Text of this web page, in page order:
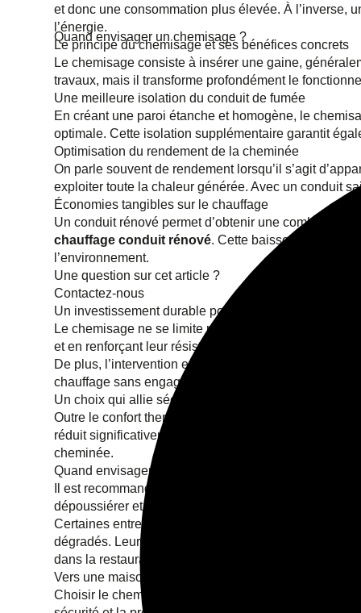
Quand envisager un chemisage ?
et donc une consommation plus élevée. À l’inverse,
l’énergie.
Le principe du chemisage et ses bénéfices concrets
Le chemisage consiste à insérer une gaine,
travaux, mais il transforme profondément le
Une meilleure isolation du conduit de fumée
En créant une paroi étanche et homogène, le
optimale. Cette isolation supplémentaire garantit
Optimisation du rendement de la cheminée
On parle souvent de rendement lorsqu’il s’agit
exploiter toute la chaleur générée. Avec un conduit
Économies tangibles sur le chauffage
Un conduit rénové permet d’obtenir une combustion
chauffage conduit rénové. Cette baisse de
l’environnement.
Une question sur cet article ?
Contactez-nous
Un investissement durable pour sa maison
Le chemisage ne se limite pas uniquement à une
et en renforçant leur résistance, cette technique offre
De plus, l’intervention est rapide et ne nécessite
chauffage sans engager de gros travaux lourds et
Un choix qui allie sécurité et confort
Outre le confort thermique et les économies, le
réduit significativement les risques d’incendie. En
cheminée.
Quand envisager un chemisage ?
Il est recommandé de recourir au chemisage
dépoussiérer et de sécuriser l’installation, mais seul
Certaines entreprises spécialisées, présentes sur
dégradés. Leur expertise ne se limite pas
dans la restauration d’avaloirs.
Vers une maison plus performante et économe
Choisir le chemisage, c’est préparer son habitat à